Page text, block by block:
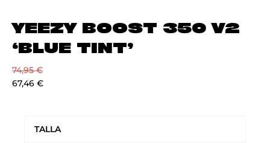
YEEZY BOOST 350 V2
‘BLUE TINT’
74,95€
67,46 €
TALLA